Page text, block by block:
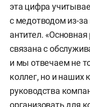
эта цифра
с медотводом из-
антител.
связана с
и мы отвечаем не
коллег, но и наших
руководства
организовать для